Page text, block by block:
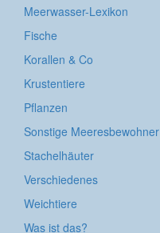
Meerwasser-Lexikon
Fische
Korallen & Co
Krustentiere
Pflanzen
Sonstige Meeresbewohner
Stachelhäuter
Verschiedenes
Weichtiere
Was ist das?